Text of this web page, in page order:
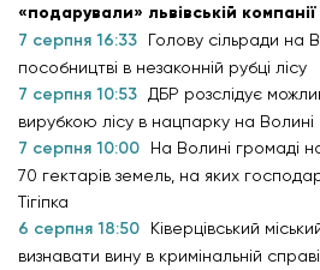
«подарували» львівській компанії
7 серпня 16:33
Голову сільради на
пособництві в незаконній рубці лісу
7 серпня 10:53
ДБР розслідує
вирубкою лісу в нацпарку на Волині
7 серпня 10:00
На Волині громаді
70 гектарів земель, на яких
Тігіпка
6 серпня 18:50
Ківерцівський
визнавати вину в кримінальній справі